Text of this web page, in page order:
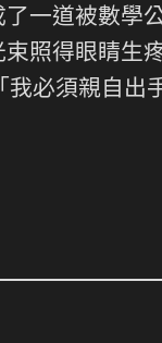
了一道被數學
照得眼睛生
我必須親自出